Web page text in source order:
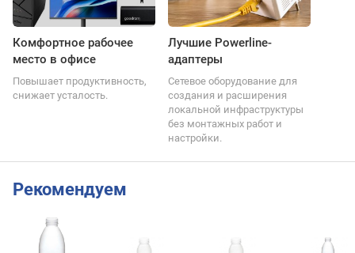
Комфортное рабочее
место в офисе
Повышает продуктивность,
снижает усталость.
Лучшие Powerline-
адаптеры
Сетевое оборудование для
создания и расширения
локальной инфраструктуры
без монтажных работ и
настройки.
Рекомендуем